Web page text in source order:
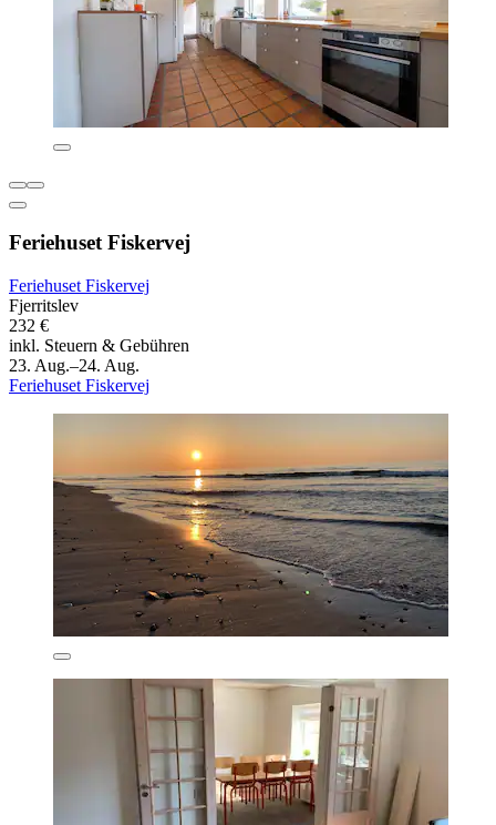
Feriehuset Fiskervej
Feriehuset Fiskervej
Fjerritslev
232 €
inkl. Steuern & Gebühren
23. Aug.–24. Aug.
Feriehuset Fiskervej